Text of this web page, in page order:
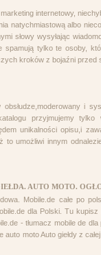
internetowy,
natychmiastową albo
słowy wysyłając
spamują tylko te osoby,
kroków z bojaźni przed
i
przyjmujemy
unikalności opisu,i
umożliwi innym
AUTO MOTO.
Mobile.de całe po
dla Polski. Tu
- tłumacz mobile de
auto moto Auto giełdy z